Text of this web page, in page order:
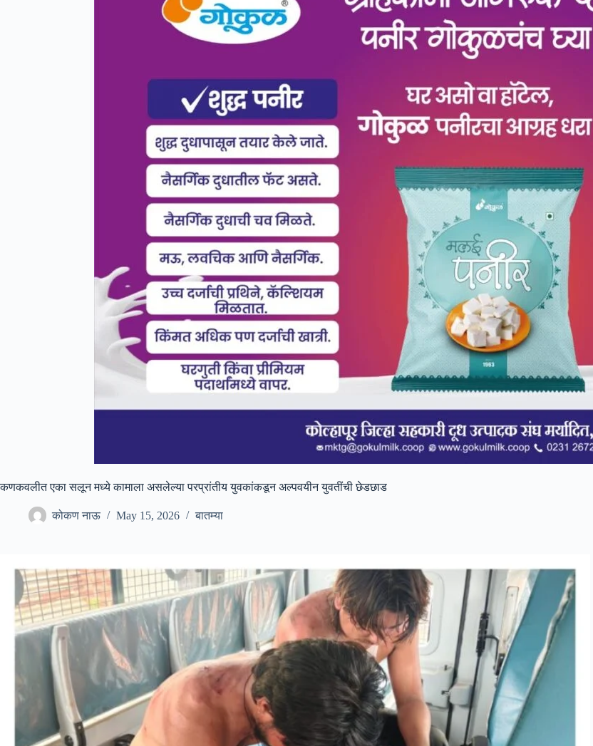
कणकवलीत एका सलून मध्ये कामाला असलेल्या परप्रांतीय युवकांकडून अल्पवयीन युवतींची छेडछाड
कोकण नाऊ May 15, 2026 बातम्या